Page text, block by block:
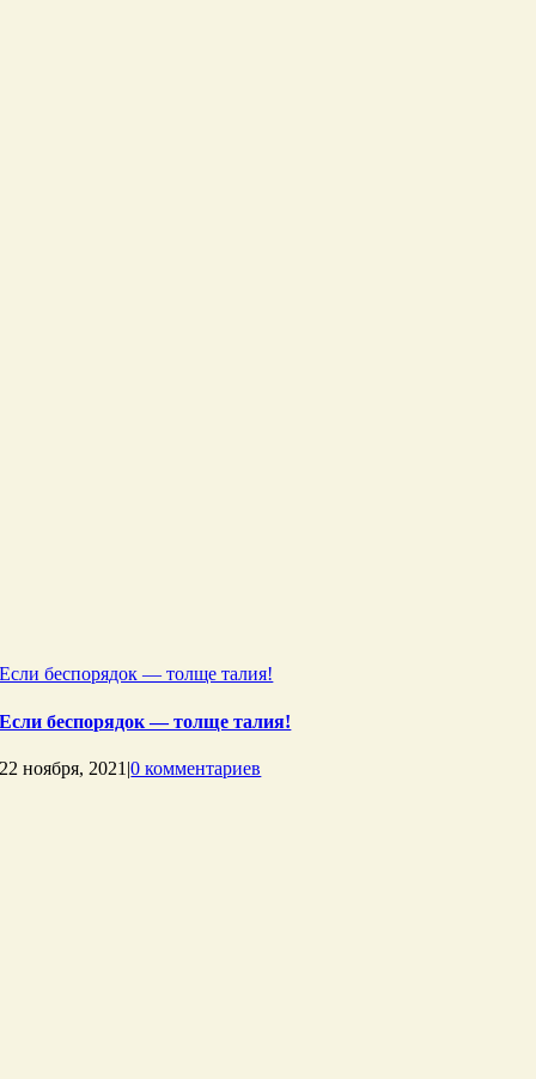
Если беспорядок — толще талия!
Если беспорядок — толще талия!
22 ноября, 2021 |0 комментариев